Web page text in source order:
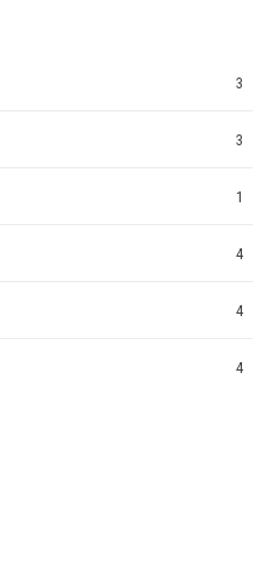
3
3
1
4
4
4